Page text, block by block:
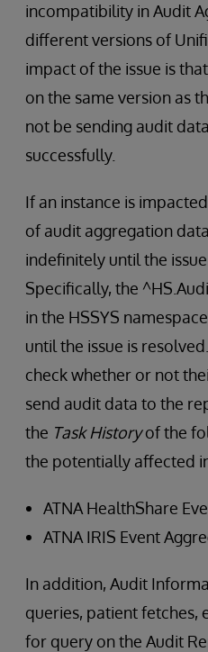
incompatibility in Audit
different versions of
impact of the issue is
on the same version as
not be sending audit
successfully.
If an instance is
of audit aggregation
indefinitely until the
Specifically, the
in the HSSYS
until the issue is
check whether or not
send audit data to the
the Task Historyof the
the potentially affected
ATNA HealthShare
ATNA IRIS Event
In addition, Audit
queries, patient fetches,
for query on the Audit